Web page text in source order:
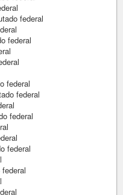
federal
federal
federal
federal
federal
federal